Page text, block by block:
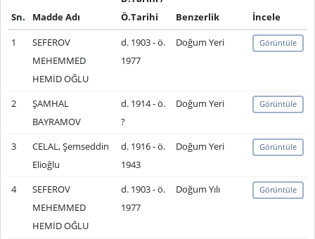
Sn. Madde Adı
Ö.Tarihi
Benzerlik
İncele
1
SEFEROV
MEHEMMED
HEMİD OĞLU
d. 1903 - ö.
1977
Doğum Yeri Görüntüle
2
ŞAMHAL
BAYRAMOV
d. 1914 - ö.
?
Doğum Yeri Görüntüle
3
CELAL, Şemseddin
Elioğlu
d. 1916 - ö.
1943
Doğum Yeri Görüntüle
4
SEFEROV
MEHEMMED
HEMİD OĞLU
d. 1903 - ö.
1977
Doğum Yılı Görüntüle